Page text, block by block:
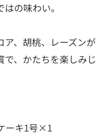
の味わい。
、胡桃、レーズンが
、かたちを楽しみじ
ーキ1号×1